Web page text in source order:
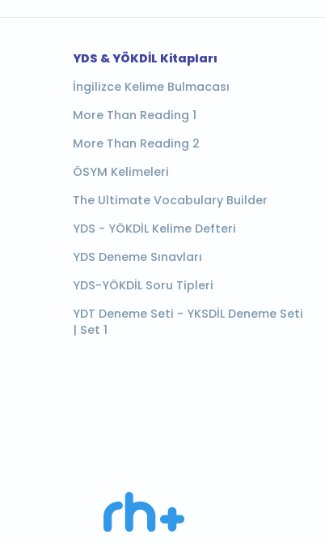
YDS & YÖKDİL Kitapları
İngilizce Kelime Bulmacası
More Than Reading 1
More Than Reading 2
ÖSYM Kelimeleri
The Ultimate Vocabulary Builder
YDS - YÖKDİL Kelime Defteri
YDS Deneme Sınavları
YDS-YÖKDİL Soru Tipleri
YDT Deneme Seti - YKSDİL Deneme Seti
| Set 1